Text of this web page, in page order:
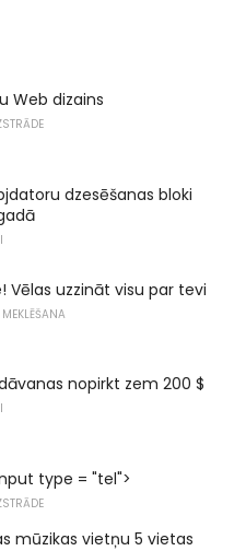
Web dizains
dzesēšanas bloki
Vēlas uzzināt visu par tevi
nopirkt zem 200 $
type = "tel">
mūzikas vietņu 5 vietas